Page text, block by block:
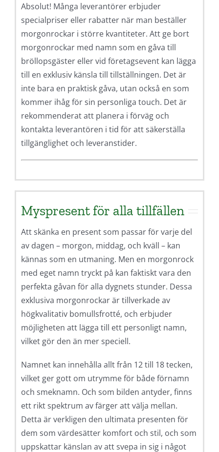
Absolut! Många leverantörer erbjuder
specialpriser eller rabatter när man beställer
morgonrockar i större kvantiteter. Att ge bort
morgonrockar med namn som en gåva till
bröllopsgäster eller vid företagsevent kan lägga
till en exklusiv känsla till tillställningen. Det är
inte bara en praktisk gåva, utan också en som
kommer ihåg för sin personliga touch. Det är
rekommenderat att planera i förväg och
kontakta leverantören i tid för att säkerställa
tillgänglighet och leveranstider.
Myspresent för alla tillfällen
Att skänka en present som passar för varje del
av dagen – morgon, middag, och kväll – kan
kännas som en utmaning. Men en morgonrock
med eget namn tryckt på kan faktiskt vara den
perfekta gåvan för alla dygnets stunder. Dessa
exklusiva morgonrockar är tillverkade av
högkvalitativ bomullsfrotté, och erbjuder
möjligheten att lägga till ett personligt namn,
vilket gör den än mer speciell.
Namnet kan innehålla allt från 12 till 18 tecken,
vilket ger gott om utrymme för både förnamn
och smeknamn. Och som bilden antyder, finns
ett rikt spektrum av färger att välja mellan.
Detta är verkligen den ultimata presenten för
dem som värdesätter komfort och stil, och som
uppskattar känslan av att svepa in sig i något